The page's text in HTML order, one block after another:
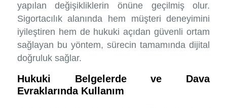
yapılan değişikliklerin önüne geçilmiş olur.
Sigortacılık alanında hem müşteri deneyimini
iyileştiren hem de hukuki açıdan güvenli ortam
sağlayan bu yöntem, sürecin tamamında dijital
doğruluk sağlar.
Hukuki Belgelerde ve Dava
Evraklarında Kullanım